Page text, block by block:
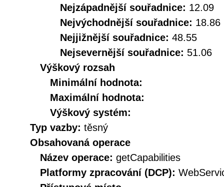
Nejzápadnější souřadnice: 12.09
Nejvýchodnější souřadnice: 18.86
Nejjižnější souřadnice: 48.55
Nejsevernější souřadnice: 51.06
Výškový rozsah
Minimální hodnota:
Maximální hodnota:
Výškový systém:
Typ vazby: těsný
Obsahovaná operace
Název operace: getCapabilities
Platformy zpracování (DCP):